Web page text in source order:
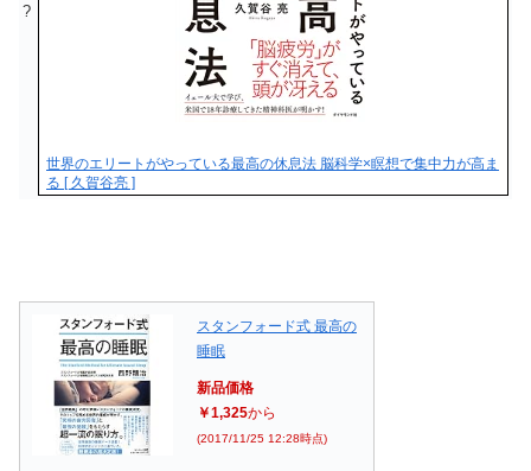
?
世界のエリートがやっている最高の休息法 脳科学×瞑想で集中力が高ま
る [ 久賀谷亮 ]
スタンフォード式 最高の
睡眠
新品価格
￥1,325から
(2017/11/25 12:28時点)